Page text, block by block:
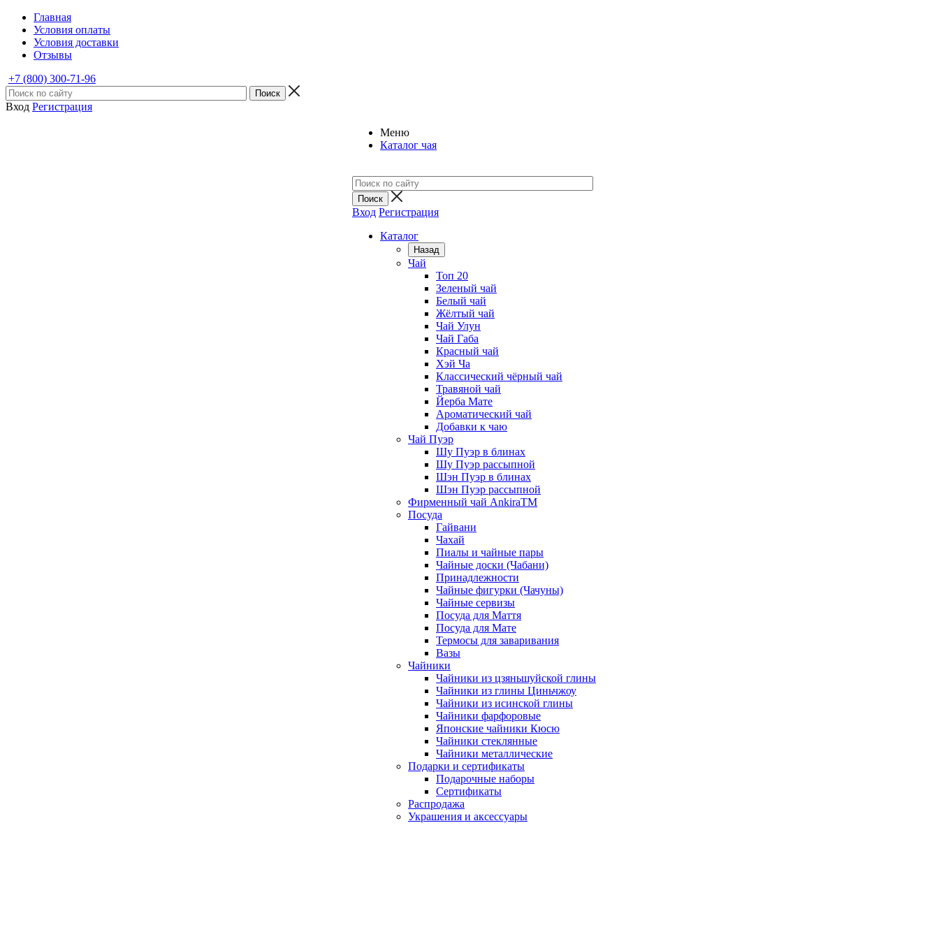
Главная
Условия оплаты
Условия доставки
Отзывы
+7 (800) 300-71-96
Вход Регистрация
Меню
Каталог чая
Вход Регистрация
Каталог
Назад
Чай
Топ 20
Зеленый чай
Белый чай
Жёлтый чай
Чай Улун
Чай Габа
Красный чай
Хэй Ча
Классический чёрный чай
Травяной чай
Йерба Мате
Ароматический чай
Добавки к чаю
Чай Пуэр
Шу Пуэр в блинах
Шу Пуэр рассыпной
Шэн Пуэр в блинах
Шэн Пуэр рассыпной
Фирменный чай AnkiraTM
Посуда
Гайвани
Чахай
Пиалы и чайные пары
Чайные доски (Чабани)
Принадлежности
Чайные фигурки (Чачуны)
Чайные сервизы
Посуда для Маття
Посуда для Мате
Термосы для заваривания
Вазы
Чайники
Чайники из цзяньшуйской глины
Чайники из глины Циньчжоу
Чайники из исинской глины
Чайники фарфоровые
Японские чайники Кюсю
Чайники стеклянные
Чайники металлические
Подарки и сертификаты
Подарочные наборы
Сертификаты
Распродажа
Украшения и аксессуары